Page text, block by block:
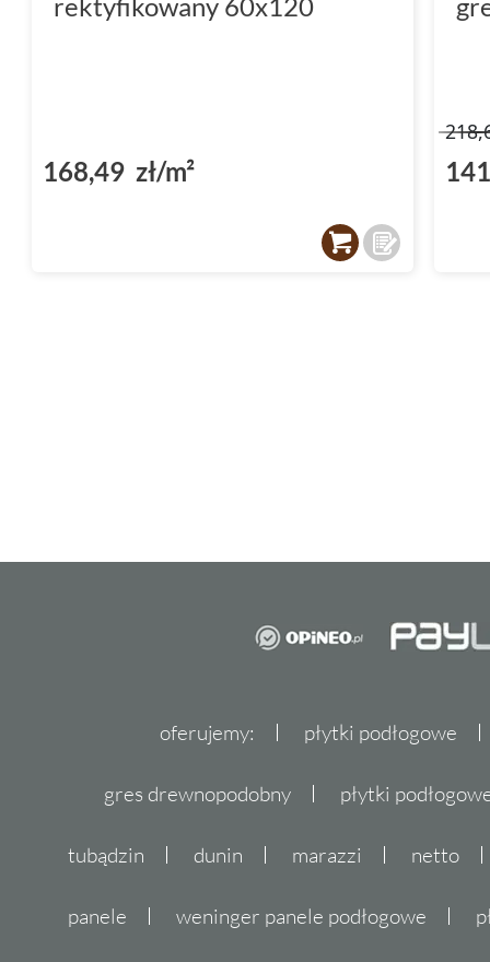
168,49 zł/m²
oferujemy: płytki podłogowe
gres drewnopodobny płytki
tubądzin dunin marazzi netto
panele weninger panele podłogowe